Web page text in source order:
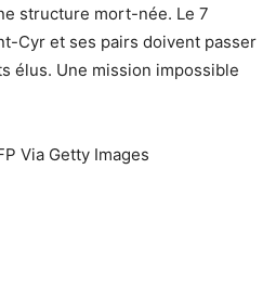
structure mort-née. Le 7
Cyr et ses pairs doivent passer
élus. Une mission impossible
Via Getty Images